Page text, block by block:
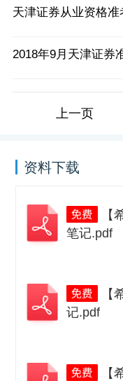
天津证券从业资格准
2018年9月天津证券
上一页
资料下载
笔记.pdf
记.pdf